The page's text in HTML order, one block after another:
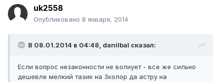
uk2558
Опубликовано 8 января, 2014
В 08.01.2014 в 04:48, danilbal сказал:
Если вопрос незаконности не волнует - все же сильно
дешевле мелкий тазик на 3колор да астру на